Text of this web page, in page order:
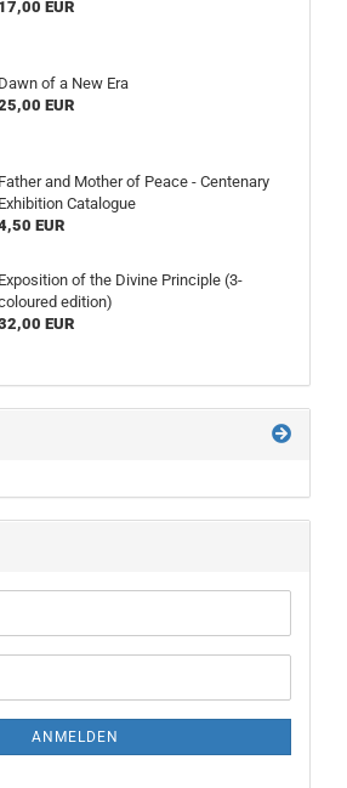
17,00 EUR
Dawn of a New Era
EUR
Father and Mother of Peace - Centenary
Exhibition Catalogue
EUR
Exposition of the Divine Principle (3-
edition)
EUR
ANMELDEN